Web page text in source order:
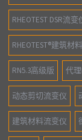
RHEOTEST DSR流变
RHEOTEST®建筑材
RN5.3高级版 代理
动态剪切流变仪
建筑材料流变仪